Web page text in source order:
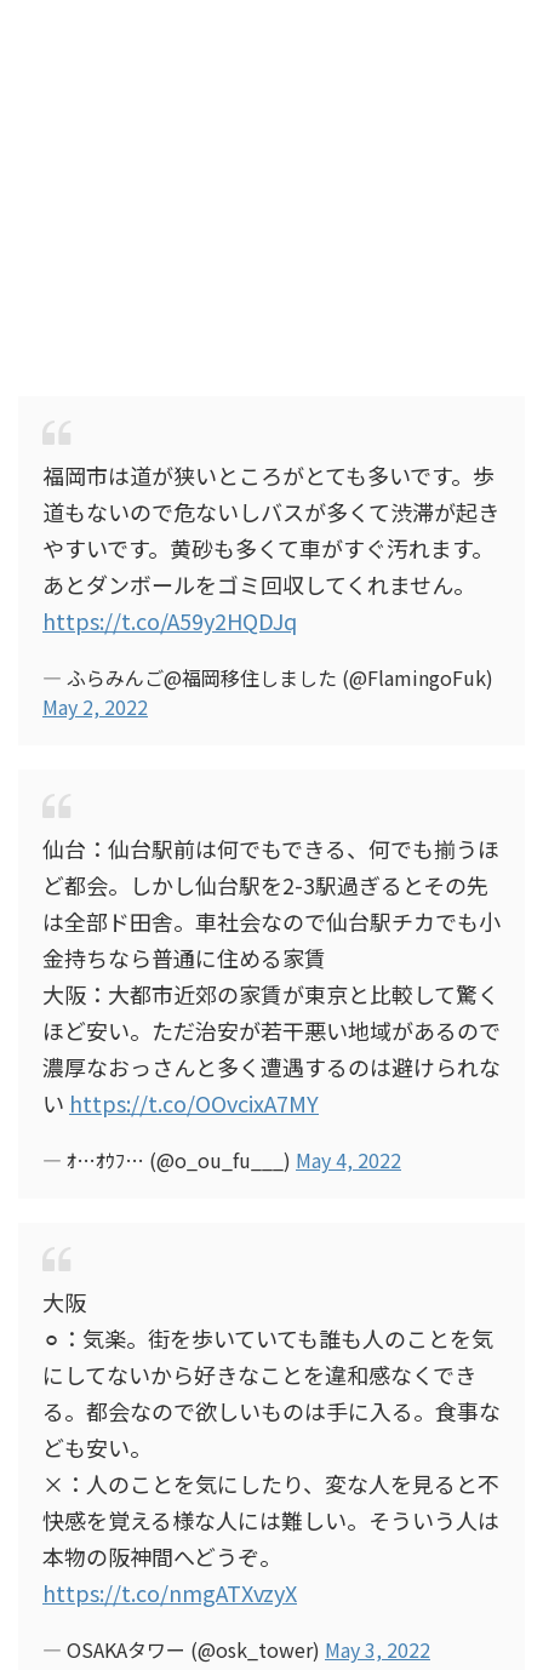
福岡市は道が狭いところがとても多いです。歩
道もないので危ないしバスが多くて渋滞が起き
やすいです。黄砂も多くて車がすぐ汚れます。
あとダンボールをゴミ回収してくれません。
https://t.co/A59y2HQDJq
— ふらみんご@福岡移住しました (@FlamingoFuk)
May 2, 2022
仙台：仙台駅前は何でもできる、何でも揃うほ
ど都会。しかし仙台駅を2-3駅過ぎるとその先
は全部ド田舎。車社会なので仙台駅チカでも小
金持ちなら普通に住める家賃
大阪：大都市近郊の家賃が東京と比較して驚く
ほど安い。ただ治安が若干悪い地域があるので
濃厚なおっさんと多く遭遇するのは避けられな
い https://t.co/OOvcixA7MY
— ｵ…ｵｳﾌ… (@o_ou_fu___) May 4, 2022
大阪
⚪︎：気楽。街を歩いていても誰も人のことを気
にしてないから好きなことを違和感なくでき
る。都会なので欲しいものは手に入る。食事な
ども安い。
×：人のことを気にしたり、変な人を見ると不
快感を覚える様な人には難しい。そういう人は
本物の阪神間へどうぞ。
https://t.co/nmgATXvzyX
— OSAKAタワー (@osk_tower) May 3, 2022